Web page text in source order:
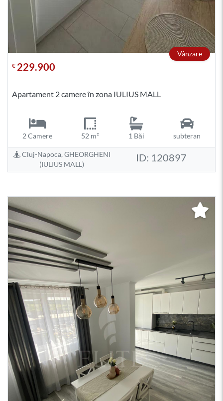
Vânzare
€ 229.900
Apartament 2 camere în zona IULIUS MALL
2 Camere 52 m² 1 Băi subteran
Cluj-Napoca, GHEORGHENI
(IULIUS MALL)
ID: 120897